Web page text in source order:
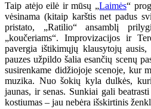
Taip atėjo eilė ir mūsų „Laimės“
vėsinama (kitaip karštis net padus
pristato, „Ratilio“ ansamblį
„koučeriams“. Improvizacijos ir
pavergia ištikimųjų klausytojų ausis,
pauzes užpildo šalia esančių scenų
susirenkame didžiojoje scenoje, kur
muzika. Nuo šokių kyla dulkės,
jaunas, ir senas. Sunkiai gali
kostiumas – jau nebėra išskirtinis